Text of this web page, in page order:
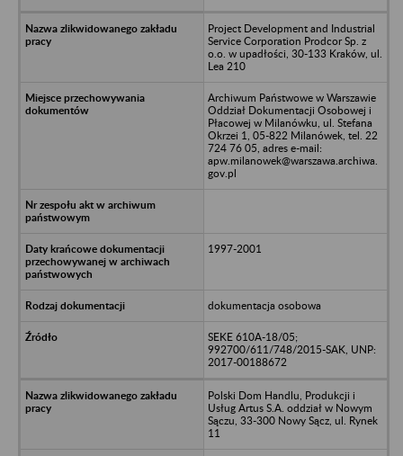
Project Development and Industrial
Service Corporation Prodcor Sp. z
o.o. w upadłości, 30-133 Kraków, ul.
Lea 210
Archiwum Państwowe w Warszawie
Oddział Dokumentacji Osobowej i
Płacowej w Milanówku, ul. Stefana
Okrzei 1, 05-822 Milanówek, tel. 22
724 76 05, adres e-mail:
apw.milanowek@warszawa.archiwa.
gov.pl
1997-2001
dokumentacja osobowa
SEKE 610A-18/05;
992700/611/748/2015-SAK, UNP:
2017-00188672
Polski Dom Handlu, Produkcji i
Usług Artus S.A. oddział w Nowym
Sączu, 33-300 Nowy Sącz, ul. Rynek
11